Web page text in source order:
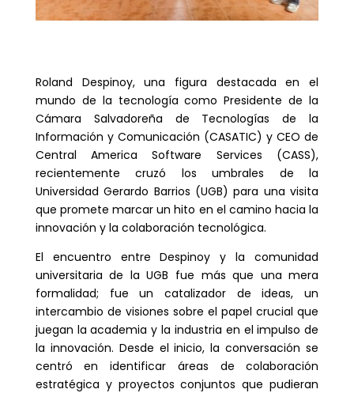
Roland Despinoy, una figura destacada en el
mundo de la tecnología como Presidente de la
Cámara Salvadoreña de Tecnologías de la
Información y Comunicación (CASATIC) y CEO de
Central America Software Services (CASS),
recientemente cruzó los umbrales de la
Universidad Gerardo Barrios (UGB) para una visita
que promete marcar un hito en el camino hacia la
innovación y la colaboración tecnológica.
El encuentro entre Despinoy y la comunidad
universitaria de la UGB fue más que una mera
formalidad; fue un catalizador de ideas, un
intercambio de visiones sobre el papel crucial que
juegan la academia y la industria en el impulso de
la innovación. Desde el inicio, la conversación se
centró en identificar áreas de colaboración
estratégica y proyectos conjuntos que pudieran